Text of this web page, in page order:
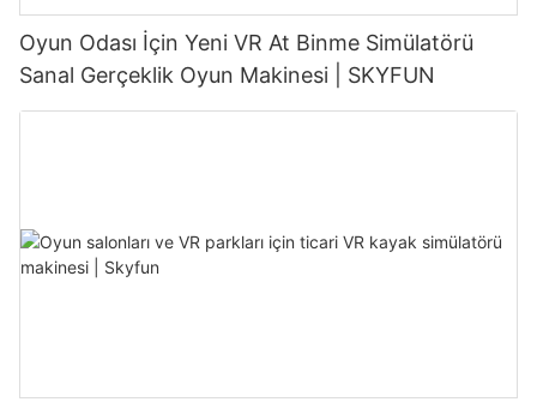
Oyun Odası İçin Yeni VR At Binme Simülatörü
Sanal Gerçeklik Oyun Makinesi | SKYFUN